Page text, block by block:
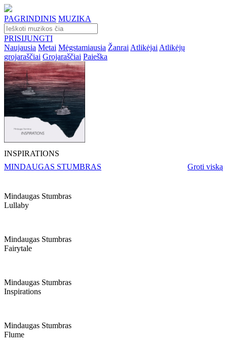
PAGRINDINIS MUZIKA
PRISIJUNGTI
Naujausia Metai Mėgstamiausia Žanrai Atlikėjai Atlikėjų
grojaraščiai Grojaraščiai Paieška
INSPIRATIONS
MINDAUGAS STUMBRAS
Groti viską
Mindaugas Stumbras
Lullaby
Mindaugas Stumbras
Fairytale
Mindaugas Stumbras
Inspirations
Mindaugas Stumbras
Flume